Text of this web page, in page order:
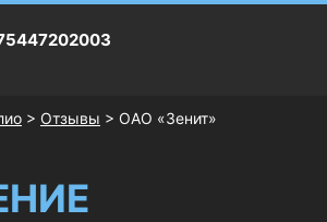
> Отзывы > ОАО «Зенит»